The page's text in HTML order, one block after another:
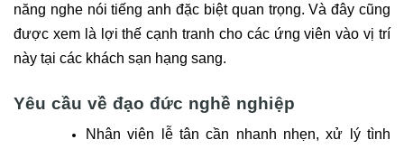
năng nghe nói tiếng anh đặc biệt quan trọng. Và đây cũng
được xem là lợi thế cạnh tranh cho các ứng viên vào vị trí
này tại các khách sạn hạng sang.
Yêu cầu về đạo đức nghề nghiệp
Nhân viên lễ tân cần nhanh nhẹn, xử lý tình